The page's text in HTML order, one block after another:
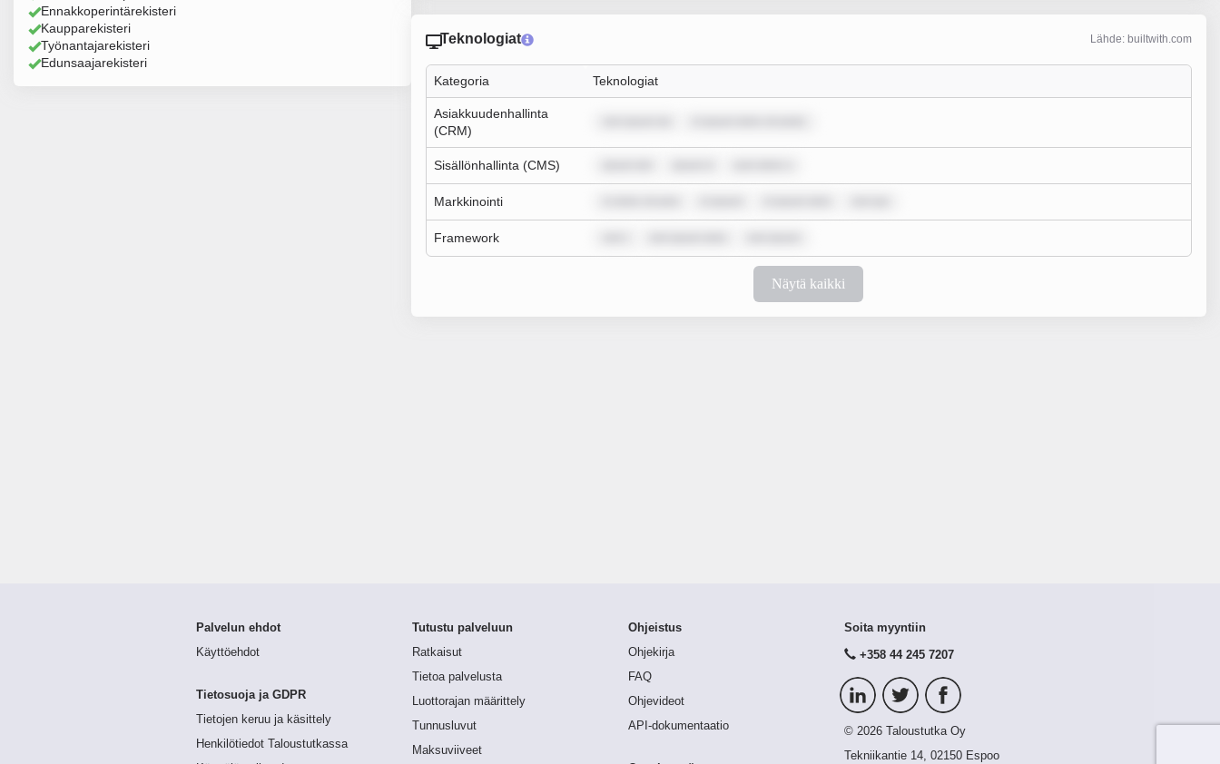
Ennakkoperintärekisteri
Kaupparekisteri
Työnantajarekisteri
Edunsaajarekisteri
Teknologiat Lähde: builtwith.com
Kategoria Teknologiat
Asiakkuudenhallinta
(CRM)
Sisällönhallinta (CMS)
Markkinointi
Framework
Näytä kaikki
Palvelun ehdot
Käyttöehdot
Tietosuoja ja GDPR
Tietojen keruu ja käsittely
Henkilötiedot Taloustutkassa
Tutustu palveluun
Ratkaisut
Tietoa palvelusta
Luottorajan määrittely
Tunnusluvut
Maksuviiveet
Ohjeistus
Ohjekirja
FAQ
Ohjevideot
API-dokumentaatio
Soita myyntiin
+358 44 245 7207
© 2026 Taloustutka Oy
Tekniikantie 14, 02150 Espoo